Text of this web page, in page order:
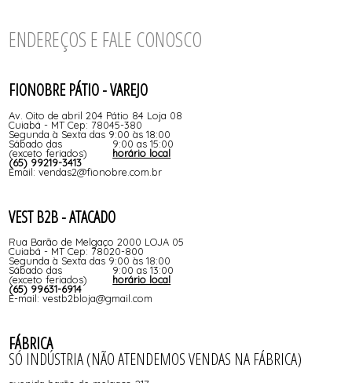
ENDEREÇOS E FALE CONOSCO
FIONOBRE PÁTIO - VAREJO
Av. Oito de abril 204 Pátio 84 Loja 08
Cuiabá - MT Cep: 78045-380
Segunda à Sexta das 9:00 às 18:00
Sábado das 9:00 as 15:00
(exceto feriados) horário local
(65) 99219-3413
Email: vendas2@fionobre.com.br
VEST B2B - ATACADO
Rua Barão de Melgaço 2000 LOJA 05
Cuiabá - MT Cep: 78020-800
Segunda à Sexta das 9:00 às 18:00
Sábado das 9:00 as 13:00
(exceto feriados) horário local
(65) 99631-6914
E-mail: vestb2bloja@gmail.com
FÁBRICA
SÓ INDÚSTRIA (NÃO ATENDEMOS VENDAS NA FÁBRICA)